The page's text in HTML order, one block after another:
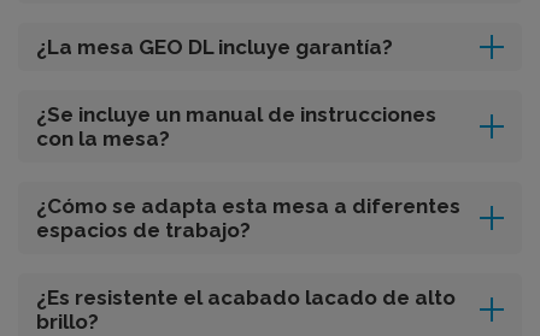
¿La mesa GEO DL incluye garantía?
¿Se incluye un manual de instrucciones
con la mesa?
¿Cómo se adapta esta mesa a diferentes
espacios de trabajo?
¿Es resistente el acabado lacado de alto
brillo?